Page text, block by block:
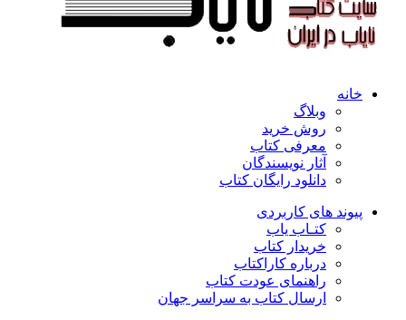
خانه
وبلاگ
روش خرید
معرفی کتاب
آثار نویسندگان
دانلود رایگان کتاب
پیوند های کاربردی
کتـاب یاب
خریدار کتاب
درباره کاراکتاب
راهنمای عودت کتاب
ارسال کتاب به سراسر جهان